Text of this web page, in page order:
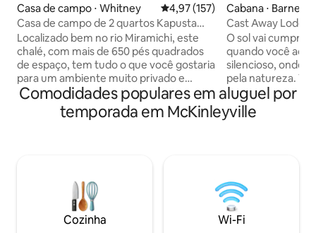
Casa de campo ⋅ Whitney 4,97 de uma avaliação média de
4,97 (157)
Casa de campo de 2 quartos Kapusta
(Sunrise)
Localizado bem no rio Miramichi, este
chalé, com mais de 650 pés quadrados
de espaço, tem tudo o que você gostaria
para um ambiente muito privado e
tranquilo. Wi-Fi incluído! Esta casa de
campo de 2 quartos pode acomodar 4
pessoas confortavelmente, tem uma
estimação são bem-vindos, mas este é
um espaço compartilhado e os cães
devem estar com uma coleira quando
estiverem fora se outras casas de
Cabana ⋅
Cast Away
banheira de
O sol vai
quando você
silencioso, onde
pela natureza. Você vai fazer uma
viagem
Miramichi hoje? Você vai tentar a sua
sorte pescando o
Lodge...Jogue
Curta-nos no FB
*vigilância por
varanda
Comodidades populares em aluguel por
temporada em McKinleyville
Cozinha Wi-Fi